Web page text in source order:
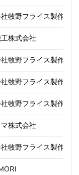
牧野フライス製作所
株式会社
牧野フライス製作所
牧野フライス製作所
牧野フライス製作所
株式会社
牧野フライス製作所